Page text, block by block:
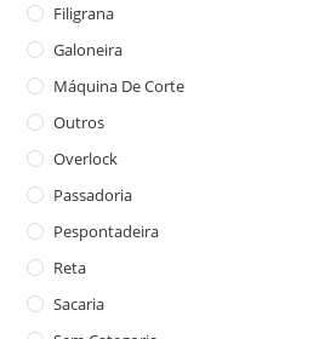
Filigrana
Galoneira
Máquina De Corte
Outros
Overlock
Passadoria
Pespontadeira
Reta
Sacaria